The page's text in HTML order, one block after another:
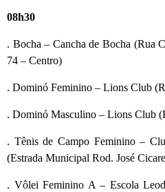
08h30
. Bocha – Cancha de Bocha (Rua
74 – Centro)
. Dominó Feminino – Lions Club
. Dominó Masculino – Lions Club
. Tênis de Campo Feminino –
(Estrada Municipal Rod. José
. Vôlei Feminino A – Escola